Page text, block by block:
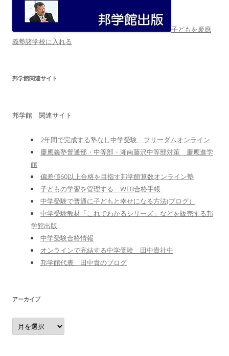
子どもを慶應
義塾諸学校に入れる
邦学館関連サイト
邦学館 関連サイト
2年間で完成する塾なし中学受験 フリーダムオンライン
慶應義塾普通部・中等部・湘南藤沢中等部対策 慶應進学
館
偏差値60以上合格を目指す邦学館算数オンライン塾
子どもの学習を管理する WEB合格手帳
中学受験で普通に子どもと幸せになる方法(ブログ）
中学受験教材「これでわかるシリーズ」などを販売する邦
学館出版
中学受験合格情報
オンラインで完結する中学受験 田中貴社中
邦学館代表 田中貴のブログ
アーカイブ
ア
ー
カ